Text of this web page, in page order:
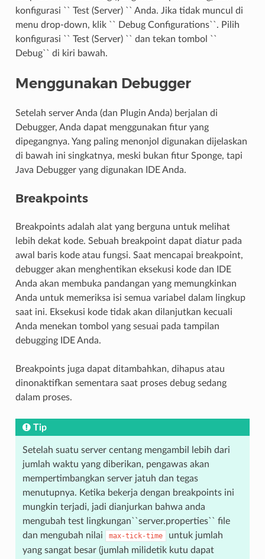
konfigurasi `` Test (Server) `` Anda. Jika tidak muncul di
menu drop-down, klik `` Debug Configurations``. Pilih
konfigurasi `` Test (Server) `` dan tekan tombol ``
Debug`` di kiri bawah.
Menggunakan Debugger
Setelah server Anda (dan Plugin Anda) berjalan di
Debugger, Anda dapat menggunakan fitur yang
dipegangnya. Yang paling menonjol digunakan dijelaskan
di bawah ini singkatnya, meski bukan fitur Sponge, tapi
Java Debugger yang digunakan IDE Anda.
Breakpoints
Breakpoints adalah alat yang berguna untuk melihat
lebih dekat kode. Sebuah breakpoint dapat diatur pada
awal baris kode atau fungsi. Saat mencapai breakpoint,
debugger akan menghentikan eksekusi kode dan IDE
Anda akan membuka pandangan yang memungkinkan
Anda untuk memeriksa isi semua variabel dalam lingkup
saat ini. Eksekusi kode tidak akan dilanjutkan kecuali
Anda menekan tombol yang sesuai pada tampilan
debugging IDE Anda.
Breakpoints juga dapat ditambahkan, dihapus atau
dinonaktifkan sementara saat proses debug sedang
dalam proses.
Tip
Setelah suatu server centang mengambil lebih dari
jumlah waktu yang diberikan, pengawas akan
mempertimbangkan server jatuh dan tegas
menutupnya. Ketika bekerja dengan breakpoints ini
mungkin terjadi, jadi dianjurkan bahwa anda
mengubah test lingkungan``server.properties`` file
dan mengubah nilai
max-tick-time
untuk jumlah
yang sangat besar (jumlah milidetik kutu dapat